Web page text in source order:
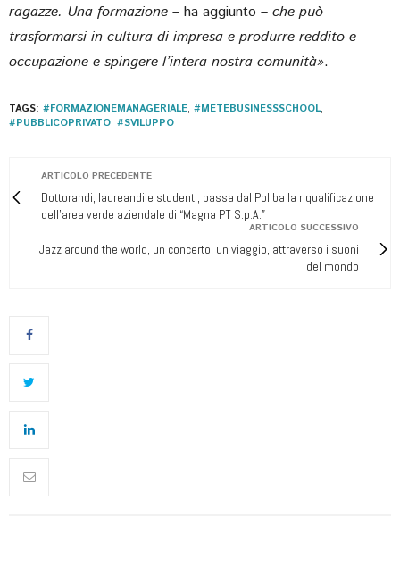
ragazze. Una formazione – ha aggiunto – che può
trasformarsi in cultura di impresa e produrre reddito e
occupazione e spingere l’intera nostra comunità».
TAGS: #FORMAZIONEMANAGERIALE, #METEBUSINESSSCHOOL,
#PUBBLICOPRIVATO, #SVILUPPO
ARTICOLO PRECEDENTE
Dottorandi, laureandi e studenti, passa dal Poliba la riqualificazione
dell'area verde aziendale di “Magna PT S.p.A.”
ARTICOLO SUCCESSIVO
Jazz around the world, un concerto, un viaggio, attraverso i suoni
del mondo